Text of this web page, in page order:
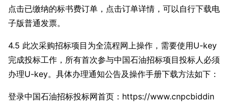
点击已缴纳的标书费订单，点击订单详情，可以自行下载电
子版普通发票。
4.5 此次采购招标项目为全流程网上操作，需要使用U-key
完成投标工作，所有首次参与中国石油招标项目投标人必须
办理U-key。具体办理通知公告及操作手册下载方法如下：
登录中国石油招标投标网首页： https://www.cnpcbiddin